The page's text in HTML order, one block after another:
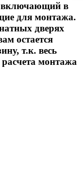
включающий в
для монтажа.
дверях
остается
т.к. весь
монтажа